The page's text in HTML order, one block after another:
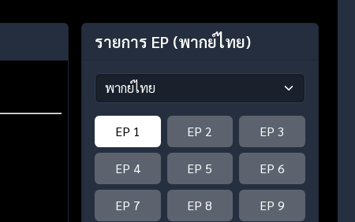
รายการ EP (พากย์ไทย)
EP 1 EP 2 EP 3
EP 4 EP 5 EP 6
EP 7 EP 8 EP 9